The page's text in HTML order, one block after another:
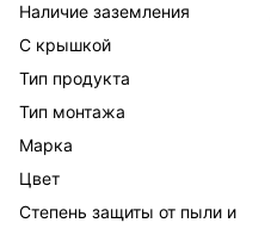
Наличие заземления
С крышкой
Тип продукта
Тип монтажа
Марка
Цвет
Степень защиты от пыли и